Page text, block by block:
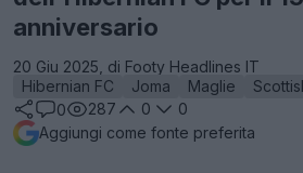
anniversario
20 Giu 2025, di Footy Headlines IT
Hibernian FC
Joma Maglie
0
287 0
0
Aggiungi come fonte preferita